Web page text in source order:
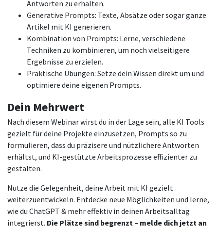
Antworten zu erhalten.
Generative Prompts: Texte, Absätze oder sogar ganze
Artikel mit KI generieren.
Kombination von Prompts: Lerne, verschiedene
Techniken zu kombinieren, um noch vielseitigere
Ergebnisse zu erzielen.
Praktische Übungen: Setze dein Wissen direkt um und
optimiere deine eigenen Prompts.
Dein Mehrwert
Nach diesem Webinar wirst du in der Lage sein, alle KI Tools
gezielt für deine Projekte einzusetzen, Prompts so zu
formulieren, dass du präzisere und nützlichere Antworten
erhältst, und KI-gestützte Arbeitsprozesse effizienter zu
gestalten.
Nutze die Gelegenheit, deine Arbeit mit KI gezielt
weiterzuentwickeln. Entdecke neue Möglichkeiten und lerne,
wie du ChatGPT & mehr effektiv in deinen Arbeitsalltag
integrierst. Die Plätze sind begrenzt – melde dich jetzt an